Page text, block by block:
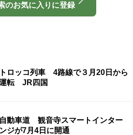
のお気に入りに登録
ロッコ列車 4路線で３月20日から
転 JR四国
動車道 観音寺スマートインター
ジが7月4日に開通